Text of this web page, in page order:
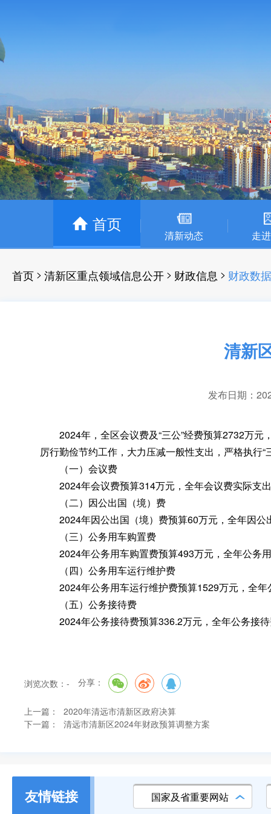
首页
清新动态 走
首页 > 清新区重点领域信息公开 > 财政信息 > 财政数据
清新
发布日期：
2024年 ， 全区会议费及“三公”经费预算2732万元
厉行勤俭节约工作 ， 大力压减一般性支出，严格执行
（一）会议费
2024年会议费预算314万元 ， 全年会议费实际支
（二）因公出国（境）费
2024年因公出国（境）费预算60万元 ， 全年因公
（三）公务用车购置费
2024年公务用车购置费预算493万元 ， 全年公务
（四）公务用车运行维护费
2024年公务用车运行维护费预算1529万元 ， 全年
（五）公务接待费
2024年公务接待费预算336.2万元 ， 全年公务接
浏览次数： - 分享：
上一篇：
2020年清远市清新区政府决算
下一篇：
清远市清新区2024年财政预算调整方案
友情链接 国家及省重要网站